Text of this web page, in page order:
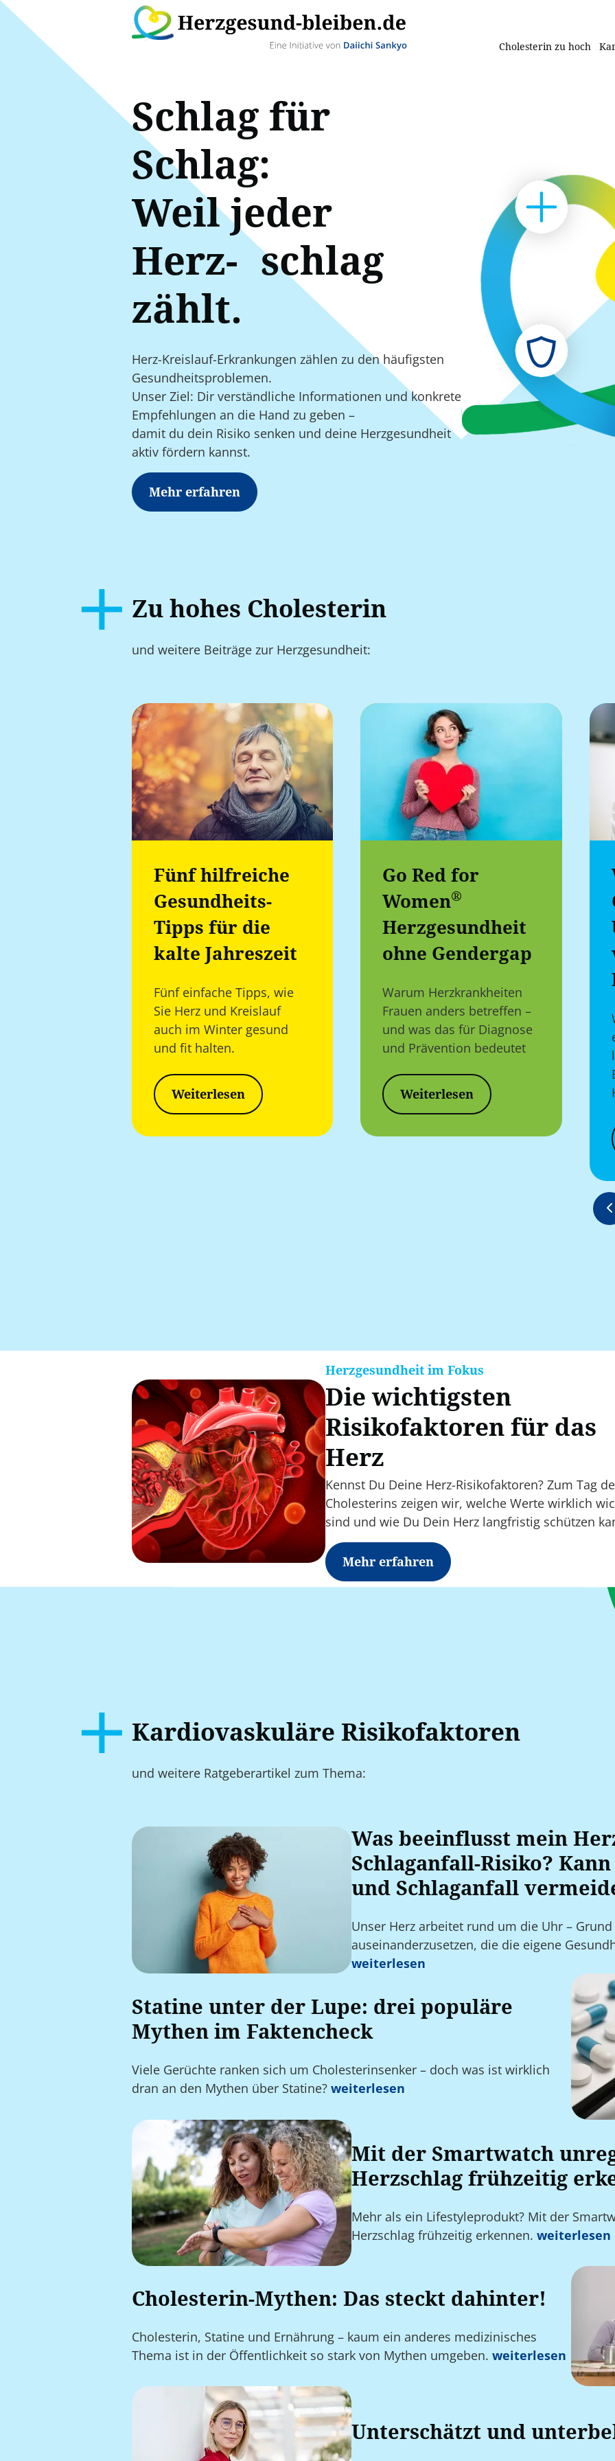
Cholesterin zu hoch
Schlag für
Schlag:
Weil jeder
Herz- schlag
zählt.
Herz-Kreislauf-Erkrankungen zählen zu den häufigsten
Gesundheitsproblemen.
Unser Ziel: Dir verständliche Informationen und konkrete
Empfehlungen an die Hand zu geben –
damit du dein Risiko senken und deine Herzgesundheit
aktiv fördern kannst.
Mehr erfahren
Zu hohes Cholesterin
und weitere Beiträge zur Herzgesundheit:
Fünf hilfreiche
Gesundheits-
Tipps für die
kalte Jahreszeit
Fünf einfache Tipps, wie
Sie Herz und Kreislauf
auch im Winter gesund
und fit halten.
Weiterlesen
Go Red for
Women®
Herzgesundheit
ohne Gendergap
Warum Herzkrankheiten
Frauen anders betreffen –
und was das für Diagnose
und Prävention bedeutet
Weiterlesen
Herzgesundheit im Fokus
Die wichtigsten
Risikofaktoren für das
Herz
Kennst Du Deine Herz-Risikofaktoren? Zum Tag
Cholesterins zeigen wir, welche Werte wirklich
sind und wie Du Dein Herz langfristig schützen
Mehr erfahren
Kardiovaskuläre Risikofaktoren
und weitere Ratgeberartikel zum Thema:
Was beeinflusst mein
Schlaganfall-Risiko?
und Schlaganfall
Unser Herz arbeitet rund um die Uhr –
auseinanderzusetzen, die die eigene
weiterlesen
Statine unter der Lupe: drei populäre
Mythen im Faktencheck
Viele Gerüchte ranken sich um Cholesterinsenker – doch was ist wirklich
dran an den Mythen über Statine?weiterlesen
Mit der Smartwatch
Herzschlag frühzeitig
Mehr als ein Lifestyleprodukt? Mit der
Herzschlag frühzeitig erkennen. weiterlesen
Cholesterin-Mythen: Das steckt dahinter!
Cholesterin, Statine und Ernährung – kaum ein anderes medizinisches
Thema ist in der Öffentlichkeit so stark von Mythen umgeben.weiterlesen
Unterschätzt und